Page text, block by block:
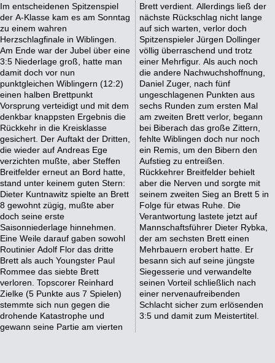
Im entscheidenen Spitzenspiel
der A-Klasse kam es am Sonntag
zu einem wahren
Herzschlagfinale in Wiblingen.
Am Ende war der Jubel über eine
3:5 Niederlage groß, hatte man
damit doch vor nun
punktgleichen Wiblingern (12:2)
einen halben Brettpunkt
Vorsprung verteidigt und mit dem
denkbar knappsten Ergebnis die
Rückkehr in die Kreisklasse
gesichert. Der Auftakt der Dritten,
die wieder auf Andreas Ege
verzichten mußte, aber Steffen
Breitfelder erneut an Bord hatte,
stand unter keinem guten Stern:
Dieter Kuntnawitz spielte an Brett
8 gewohnt zügig, mußte aber
doch seine erste
Saisonniederlage hinnehmen.
Eine Weile darauf gaben sowohl
Routinier Adolf Flor das dritte
Brett als auch Youngster Paul
Rommee das siebte Brett
verloren. Topscorer Reinhard
Zielke (5 Punkte aus 7 Spielen)
stemmte sich nun gegen die
drohende Katastrophe und
gewann seine Partie am vierten
Brett verdient. Allerdings ließ der
nächste Rückschlag nicht lange
auf sich warten, verlor doch
Spitzenspieler Jürgen Dollinger
völlig überraschend und trotz
einer Mehrfigur. Als auch noch
die andere Nachwuchshoffnung,
Daniel Zuger, nach fünf
ungeschlagenen Punkten aus
sechs Runden zum ersten Mal
am zweiten Brett verlor, begann
bei Biberach das große Zittern,
fehlte Wiblingen doch nur noch
ein Remis, um den Bibern den
Aufstieg zu entreißen.
Rückkehrer Breitfelder behielt
aber die Nerven und sorgte mit
seinem zweiten Sieg an Brett 5 in
Folge für etwas Ruhe. Die
Verantwortung lastete jetzt auf
Mannschaftsführer Dieter Rybka,
der am sechsten Brett einen
Mehrbauern erobert hatte. Er
besann sich auf seine jüngste
Siegesserie und verwandelte
seinen Vorteil schließlich nach
einer nervenaufreibenden
Schlacht sicher zum erlösenden
3:5 und damit zum Meistertitel.